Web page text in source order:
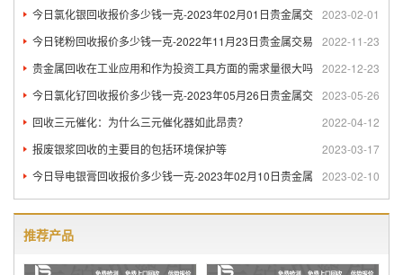
2023-02-01
今日氯化银回收报价多少钱一克-2023年02月01日贵金属交
2022-11-23
今日铑粉回收报价多少钱一克-2022年11月23日贵金属交易
2022-12-23
贵金属回收在工业应用和作为投资工具方面的需求量很大吗
2023-05-26
今日氯化钌回收报价多少钱一克-2023年05月26日贵金属交
2022-04-12
回收三元催化：为什么三元催化器如此昂贵？
2023-03-17
报废银浆回收的主要目的包括环境保护等
2023-02-10
今日导电银膏回收报价多少钱一克-2023年02月10日贵金属
推荐产品